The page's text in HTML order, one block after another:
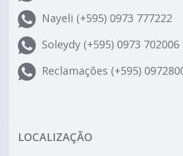
Nayeli (+595) 0973 777222
Soleydy (+595) 0973 702006
Reclamações (+595)
LOCALIZAÇÃO